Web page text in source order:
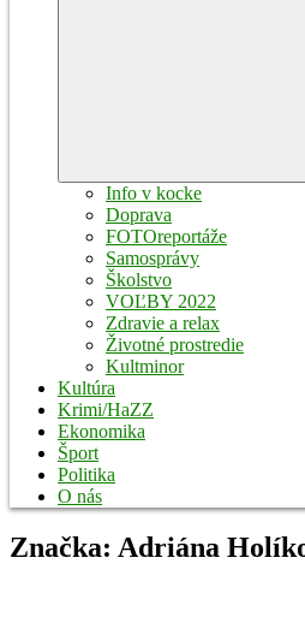
Info v kocke
Doprava
FOTOreportáže
Samosprávy
Školstvo
VOĽBY 2022
Zdravie a relax
Životné prostredie
Kultminor
Kultúra
Krimi/HaZZ
Ekonomika
Šport
Politika
O nás
Značka: Adriána